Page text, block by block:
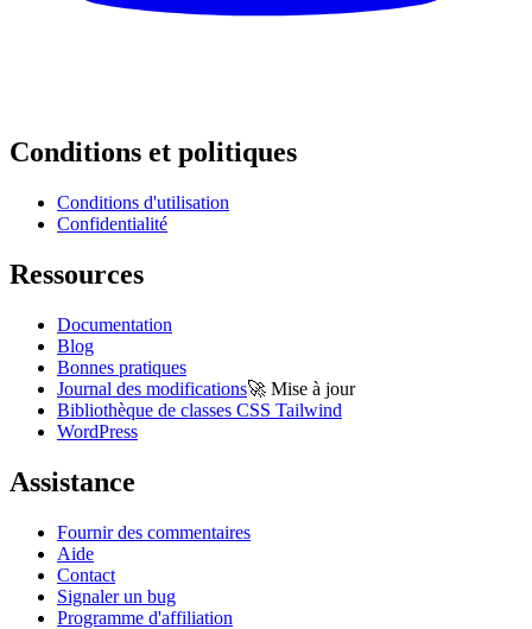
Conditions et politiques
Conditions d'utilisation
Confidentialité
Ressources
Documentation
Blog
Bonnes pratiques
Journal des modifications🚀 Mise à jour
Bibliothèque de classes CSS Tailwind
WordPress
Assistance
Fournir des commentaires
Aide
Contact
Signaler un bug
Programme d'affiliation